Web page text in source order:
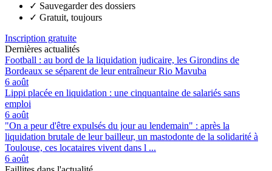
✓ Sauvegarder des dossiers
✓ Gratuit, toujours
Inscription gratuite
Dernières actualités
Football : au bord de la liquidation judicaire, les Girondins de
Bordeaux se séparent de leur entraîneur Rio Mavuba
6 août
Lippi placée en liquidation : une cinquantaine de salariés sans
emploi
6 août
"On a peur d'être expulsés du jour au lendemain" : après la
liquidation brutale de leur bailleur, un mastodonte de la solidarité à
Toulouse, ces locataires vivent dans l ...
6 août